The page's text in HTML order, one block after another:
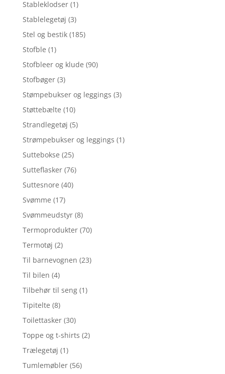
Stableklodser (1)
Stablelegetøj (3)
Stel og bestik (185)
Stofble (1)
Stofbleer og klude (90)
Stofbøger (3)
Stømpebukser og leggings (3)
Støttebælte (10)
Strandlegetøj (5)
Strømpebukser og leggings (1)
Suttebokse (25)
Sutteflasker (76)
Suttesnore (40)
Svømme (17)
Svømmeudstyr (8)
Termoprodukter (70)
Termotøj (2)
Til barnevognen (23)
Til bilen (4)
Tilbehør til seng (1)
Tipitelte (8)
Toilettasker (30)
Toppe og t-shirts (2)
Trælegetøj (1)
Tumlemøbler (56)